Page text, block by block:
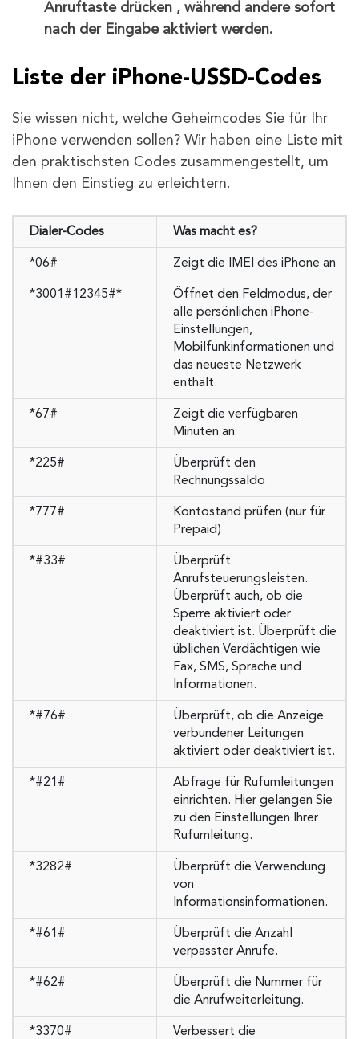
Anruftaste drücken , während andere sofort
nach der Eingabe aktiviert werden.
Liste der iPhone-USSD-Codes
Sie wissen nicht, welche Geheimcodes Sie für Ihr
iPhone verwenden sollen? Wir haben eine Liste mit
den praktischsten Codes zusammengestellt, um
Ihnen den Einstieg zu erleichtern.
Dialer-Codes Was macht es?
*06# Zeigt die IMEI des iPhone an
*3001#12345#*
Öffnet den Feldmodus, der
alle persönlichen iPhone-
Einstellungen,
Mobilfunkinformationen und
das neueste Netzwerk
enthält.
*67#
Zeigt die verfügbaren
Minuten an
*225#
Überprüft den
Rechnungssaldo
*777#
Kontostand prüfen (nur für
Prepaid)
*#33#
Überprüft
Anrufsteuerungsleisten.
Überprüft auch, ob die
Sperre aktiviert oder
deaktiviert ist. Überprüft die
üblichen Verdächtigen wie
Fax, SMS, Sprache und
Informationen.
*#76#
Überprüft, ob die Anzeige
verbundener Leitungen
aktiviert oder deaktiviert ist.
*#21#
Abfrage für Rufumleitungen
einrichten. Hier gelangen Sie
zu den Einstellungen Ihrer
Rufumleitung.
*3282#
Überprüft die Verwendung
von
Informationsinformationen.
*#61#
Überprüft die Anzahl
verpasster Anrufe.
*#62#
Überprüft die Nummer für
die Anrufweiterleitung.
*3370#
Verbessert die